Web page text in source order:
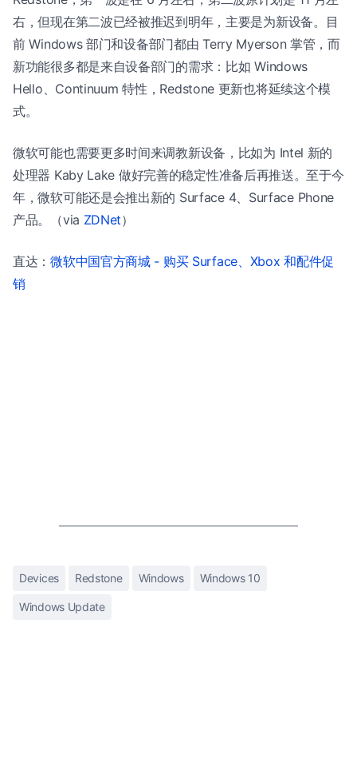
右，但现在第二波已经被推迟到明年，主要是为新设备。目
前 Windows 部门和设备部门都由 Terry Myerson 掌管，而
新功能很多都是来自设备部门的需求：比如 Windows
Hello、Continuum 特性，Redstone 更新也将延续这个模
式。
微软可能也需要更多时间来调教新设备，比如为 Intel 新的
处理器 Kaby Lake 做好完善的稳定性准备后再推送。至于今
年，微软可能还是会推出新的 Surface 4、Surface Phone
产品。（via ZDNet）
直达：微软中国官方商城 - 购买 Surface、Xbox 和配件促
销
Devices Redstone Windows Windows 10
Windows Update